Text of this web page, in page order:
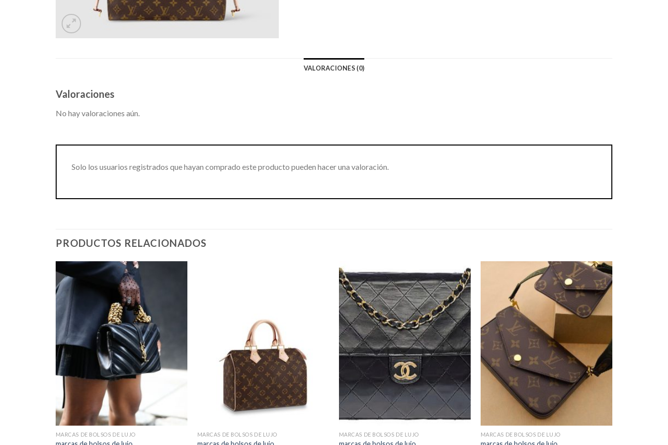
VALORACIONES (0)
Valoraciones
No hay valoraciones aún.
Solo los usuarios registrados que hayan comprado este producto pueden hacer una valoración.
PRODUCTOS RELACIONADOS
MARCAS DE BOLSOS DE LUJO MARCAS DE BOLSOS DE LUJO MARCAS DE BOLSOS DE LUJO MARCAS DE BOLSOS DE LUJO